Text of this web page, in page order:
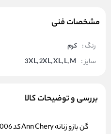
مشخصات فنی
رنگ : کرم
سایز : 3XL, 2XL, XL, L, M
بررسی و توضیحات کالا
گن بازو زنانهAnn Chery کد 2006